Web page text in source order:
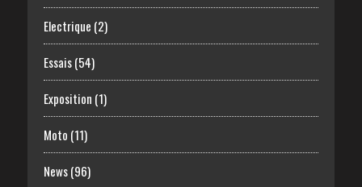
Electrique (2)
Essais(54)
Exposition (1)
Moto (11)
News(96)